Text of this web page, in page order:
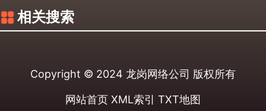
相关搜索
Copyright © 2024 龙岗网络公司 版权所有
网站首页 XML索引 TXT地图